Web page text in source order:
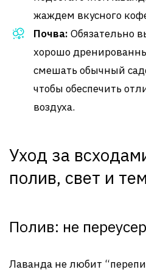
жаждем вкусного
Почва: Обязательно
хорошо
смешать обычный
чтобы обеспечить
воздуха.
Уход за
полив, свет и
Полив: не
Лаванда не любит